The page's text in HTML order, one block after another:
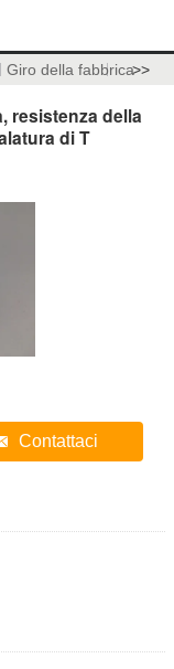
Giro della fabbrica>>
resistenza della
di T
Contattaci